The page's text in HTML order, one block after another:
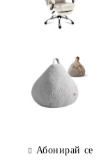
Абонирай се